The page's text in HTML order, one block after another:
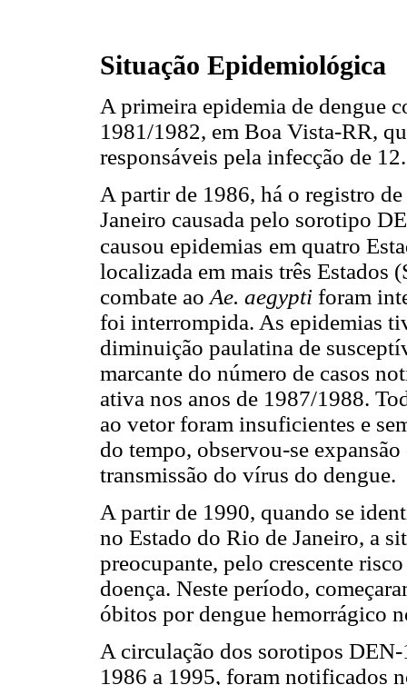
Situação Epidemiológica
A primeira epidemia de dengue
1981/1982, em Boa Vista-RR,
responsáveis pela infecção de
A partir de 1986, há o registro
Janeiro causada pelo sorotipo
causou epidemias em quatro
localizada em mais três Estados
combate ao Ae. aegypti foram
foi interrompida. As epidemias
diminuição paulatina de
marcante do número de casos
ativa nos anos de 1987/1988.
ao vetor foram insuficientes e
do tempo, observou-se
transmissão do vírus do dengue.
A partir de 1990, quando se
no Estado do Rio de Janeiro, a
preocupante, pelo crescente
doença. Neste período,
óbitos por dengue hemorrágico
A circulação dos sorotipos
1986 a 1995, foram notificados